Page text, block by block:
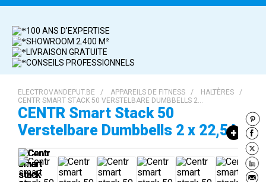
100 ANS D'EXPERTISE
SHOWROOM 2.400 M²
LIVRAISON GRATUITE
CONSEILS PROFESSIONNELS
ELECTROVANDEPUT.BE / APPAREILS DE FITNESS / HALTÈRES /
CENTR SMART STACK 50 VERSTELBARE DUMBBELLS 2…
CENTR Smart Stack 50
Verstelbare Dumbbells 2 x 22,5 kg